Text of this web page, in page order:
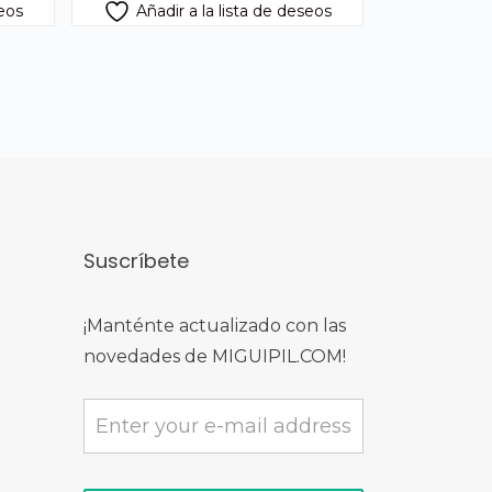
Añadir a la lista de deseos
Suscríbete
¡Manténte actualizado con las
novedades de MIGUIPIL.COM!